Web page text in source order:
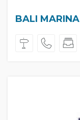
BALI MARINA